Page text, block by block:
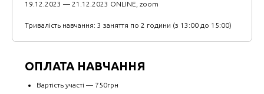
19.12.2023 — 21.12.2023 ONLINE, zoom
Тривалість навчання: 3 заняття по 2 години (з 13:00 до 15:00)
ОПЛАТА НАВЧАННЯ
Вартість участі — 750грн